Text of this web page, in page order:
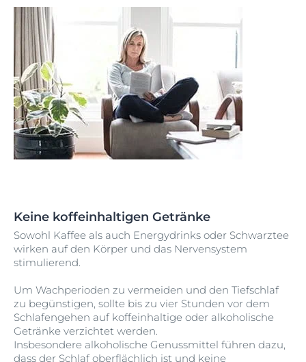
Keine koffeinhaltigen Getränke
Sowohl Kaffee als auch Energydrinks oder Schwarztee
wirken auf den Körper und das Nervensystem
stimulierend.
Um Wachperioden zu vermeiden und den Tiefschlaf
zu begünstigen, sollte bis zu vier Stunden vor dem
Schlafengehen auf koffeinhaltige oder alkoholische
Getränke verzichtet werden.
Insbesondere alkoholische Genussmittel führen dazu,
dass der Schlaf oberflächlich ist und keine